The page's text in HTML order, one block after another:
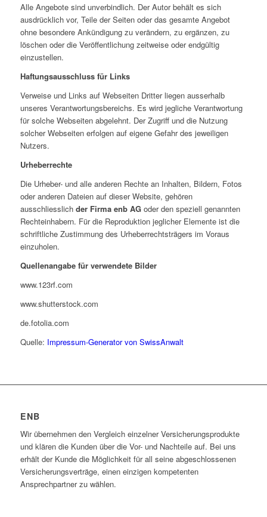
Alle Angebote sind unverbindlich. Der Autor behält es sich
ausdrücklich vor, Teile der Seiten oder das gesamte Angebot
ohne besondere Ankündigung zu verändern, zu ergänzen, zu
löschen oder die Veröffentlichung zeitweise oder endgültig
einzustellen.
Haftungsausschluss für Links
Verweise und Links auf Webseiten Dritter liegen ausserhalb
unseres Verantwortungsbereichs. Es wird jegliche Verantwortung
für solche Webseiten abgelehnt. Der Zugriff und die Nutzung
solcher Webseiten erfolgen auf eigene Gefahr des jeweiligen
Nutzers.
Urheberrechte
Die Urheber- und alle anderen Rechte an Inhalten, Bildern, Fotos
oder anderen Dateien auf dieser Website, gehören
ausschliesslich der Firma enb AGoder den speziell genannten
Rechteinhabern. Für die Reproduktion jeglicher Elemente ist die
schriftliche Zustimmung des Urheberrechtsträgers im Voraus
einzuholen.
Quellenangabe für verwendete Bilder
www.123rf.com
www.shutterstock.com
de.fotolia.com
Quelle: Impressum-Generator von SwissAnwalt
ENB
Wir übernehmen den Vergleich einzelner Versicherungsprodukte
und klären die Kunden über die Vor- und Nachteile auf. Bei uns
erhält der Kunde die Möglichkeit für all seine abgeschlossenen
Versicherungsverträge, einen einzigen kompetenten
Ansprechpartner zu wählen.